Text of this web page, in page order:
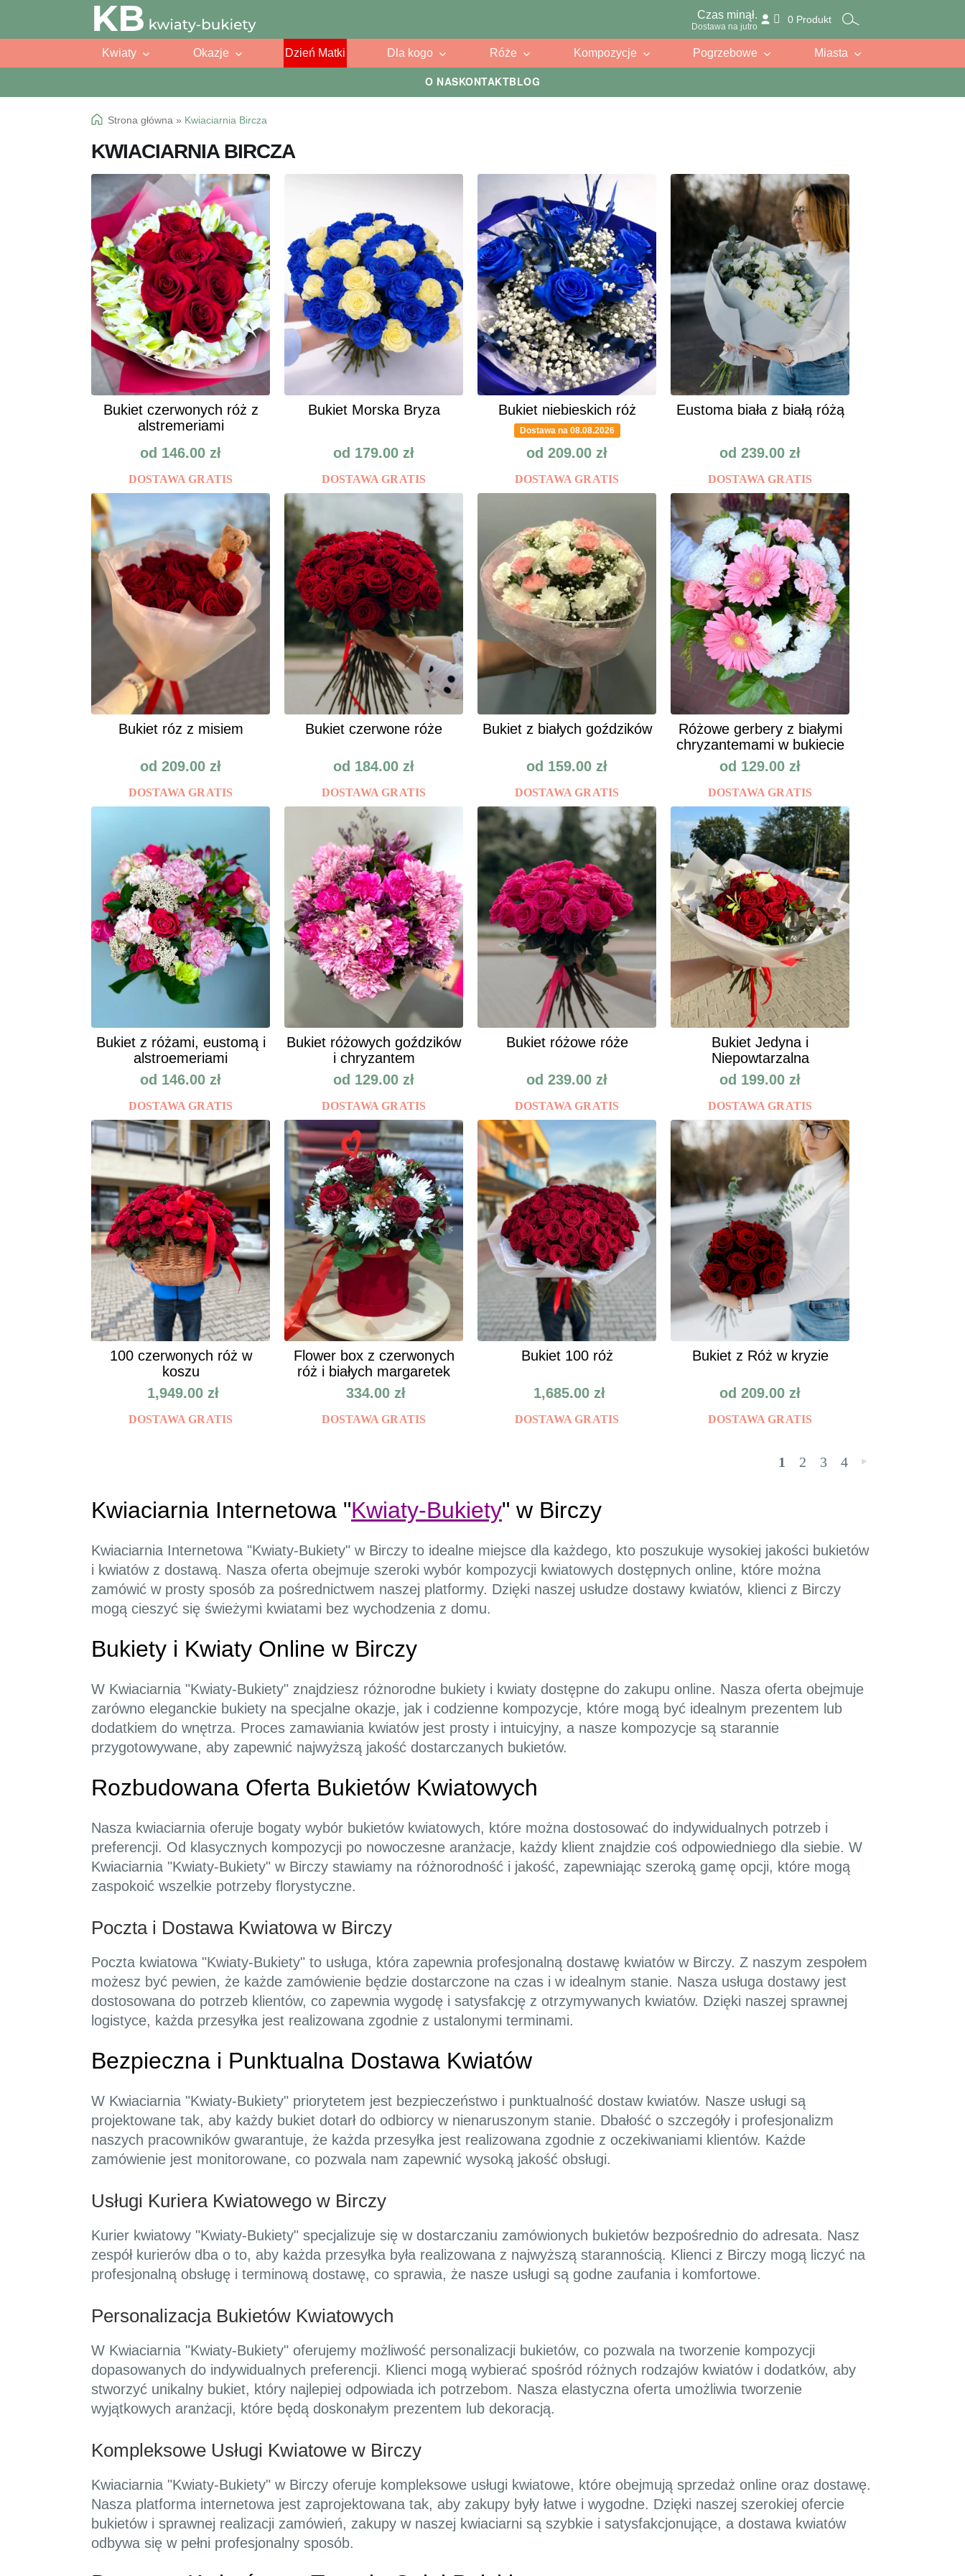
O NASKONTAKTBLOG
Przejdź
do
Przejdź
do
Czas minął.
Dostawa na jutro
0 Produkt
Kwiaty Okazje Dzień Matki Dla kogo Róże Kompozycje Pogrzebowe Miasta
Strona główna » Kwiaciarnia Bircza
KWIACIARNIA BIRCZA
Bukiet czerwonych róż z
alstremeriami
od 146.00 zł
DOSTAWA GRATIS
Bukiet Morska Bryza
od 179.00 zł
DOSTAWA GRATIS
Bukiet niebieskich róż
Dostawa na 08.08.2026
od 209.00 zł
DOSTAWA GRATIS
Eustoma biała z białą różą
od 239.00 zł
DOSTAWA GRATIS
Bukiet róz z misiem
od 209.00 zł
DOSTAWA GRATIS
Bukiet czerwone róże
od 184.00 zł
DOSTAWA GRATIS
Bukiet z białych goździków
od 159.00 zł
DOSTAWA GRATIS
Różowe gerbery z białymi
chryzantemami w bukiecie
od 129.00 zł
DOSTAWA GRATIS
Bukiet z różami, eustomą i
alstroemeriami
od 146.00 zł
DOSTAWA GRATIS
Bukiet różowych goździków
i chryzantem
od 129.00 zł
DOSTAWA GRATIS
Bukiet różowe róże
od 239.00 zł
DOSTAWA GRATIS
Bukiet Jedyna i
Niepowtarzalna
od 199.00 zł
DOSTAWA GRATIS
100 czerwonych róż w
koszu
1,949.00 zł
DOSTAWA GRATIS
Flower box z czerwonych
róż i białych margaretek
334.00 zł
DOSTAWA GRATIS
Bukiet 100 róż
1,685.00 zł
DOSTAWA GRATIS
Bukiet z Róż w kryzie
od 209.00 zł
DOSTAWA GRATIS
1 2 3 4 »
Kwiaciarnia Internetowa "Kwiaty-Bukiety" w Birczy
Kwiaciarnia Internetowa "Kwiaty-Bukiety" w Birczy to idealne miejsce dla każdego, kto poszukuje wysokiej jakości bukietów
i kwiatów z dostawą. Nasza oferta obejmuje szeroki wybór kompozycji kwiatowych dostępnych online, które można
zamówić w prosty sposób za pośrednictwem naszej platformy. Dzięki naszej usłudze dostawy kwiatów, klienci z Birczy
mogą cieszyć się świeżymi kwiatami bez wychodzenia z domu.
Bukiety i Kwiaty Online w Birczy
W Kwiaciarnia "Kwiaty-Bukiety" znajdziesz różnorodne bukiety i kwiaty dostępne do zakupu online. Nasza oferta obejmuje
zarówno eleganckie bukiety na specjalne okazje, jak i codzienne kompozycje, które mogą być idealnym prezentem lub
dodatkiem do wnętrza. Proces zamawiania kwiatów jest prosty i intuicyjny, a nasze kompozycje są starannie
przygotowywane, aby zapewnić najwyższą jakość dostarczanych bukietów.
Rozbudowana Oferta Bukietów Kwiatowych
Nasza kwiaciarnia oferuje bogaty wybór bukietów kwiatowych, które można dostosować do indywidualnych potrzeb i
preferencji. Od klasycznych kompozycji po nowoczesne aranżacje, każdy klient znajdzie coś odpowiedniego dla siebie. W
Kwiaciarnia "Kwiaty-Bukiety" w Birczy stawiamy na różnorodność i jakość, zapewniając szeroką gamę opcji, które mogą
zaspokoić wszelkie potrzeby florystyczne.
Poczta i Dostawa Kwiatowa w Birczy
Poczta kwiatowa "Kwiaty-Bukiety" to usługa, która zapewnia profesjonalną dostawę kwiatów w Birczy. Z naszym zespołem
możesz być pewien, że każde zamówienie będzie dostarczone na czas i w idealnym stanie. Nasza usługa dostawy jest
dostosowana do potrzeb klientów, co zapewnia wygodę i satysfakcję z otrzymywanych kwiatów. Dzięki naszej sprawnej
logistyce, każda przesyłka jest realizowana zgodnie z ustalonymi terminami.
Bezpieczna i Punktualna Dostawa Kwiatów
W Kwiaciarnia "Kwiaty-Bukiety" priorytetem jest bezpieczeństwo i punktualność dostaw kwiatów. Nasze usługi są
projektowane tak, aby każdy bukiet dotarł do odbiorcy w nienaruszonym stanie. Dbałość o szczegóły i profesjonalizm
naszych pracowników gwarantuje, że każda przesyłka jest realizowana zgodnie z oczekiwaniami klientów. Każde
zamówienie jest monitorowane, co pozwala nam zapewnić wysoką jakość obsługi.
Usługi Kuriera Kwiatowego w Birczy
Kurier kwiatowy "Kwiaty-Bukiety" specjalizuje się w dostarczaniu zamówionych bukietów bezpośrednio do adresata. Nasz
zespół kurierów dba o to, aby każda przesyłka była realizowana z najwyższą starannością. Klienci z Birczy mogą liczyć na
profesjonalną obsługę i terminową dostawę, co sprawia, że nasze usługi są godne zaufania i komfortowe.
Personalizacja Bukietów Kwiatowych
W Kwiaciarnia "Kwiaty-Bukiety" oferujemy możliwość personalizacji bukietów, co pozwala na tworzenie kompozycji
dopasowanych do indywidualnych preferencji. Klienci mogą wybierać spośród różnych rodzajów kwiatów i dodatków, aby
stworzyć unikalny bukiet, który najlepiej odpowiada ich potrzebom. Nasza elastyczna oferta umożliwia tworzenie
wyjątkowych aranżacji, które będą doskonałym prezentem lub dekoracją.
Kompleksowe Usługi Kwiatowe w Birczy
Kwiaciarnia "Kwiaty-Bukiety" w Birczy oferuje kompleksowe usługi kwiatowe, które obejmują sprzedaż online oraz dostawę.
Nasza platforma internetowa jest zaprojektowana tak, aby zakupy były łatwe i wygodne. Dzięki naszej szerokiej ofercie
bukietów i sprawnej realizacji zamówień, zakupy w naszej kwiaciarni są szybkie i satysfakcjonujące, a dostawa kwiatów
odbywa się w pełni profesjonalny sposób.